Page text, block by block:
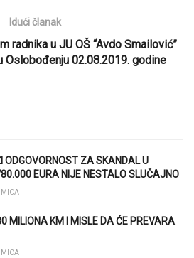
Idući članak
radnika u JU OŠ “Avdo Smailović”
Oslobođenju 02.08.2019. godine
ODGOVORNOST ZA SKANDAL U
EURA NIJE NESTALO SLUČAJNO
MILIONA KM I MISLE DA ĆE PREVARA